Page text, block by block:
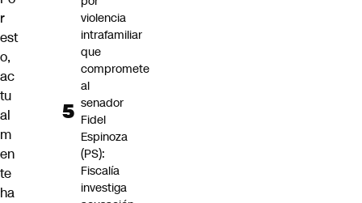
r
est
o,
ac
tu
al
m
en
te
ha
violencia
intrafamiliar
que
compromete
al
senador
Fidel
Espinoza
(PS):
Fiscalía
investiga